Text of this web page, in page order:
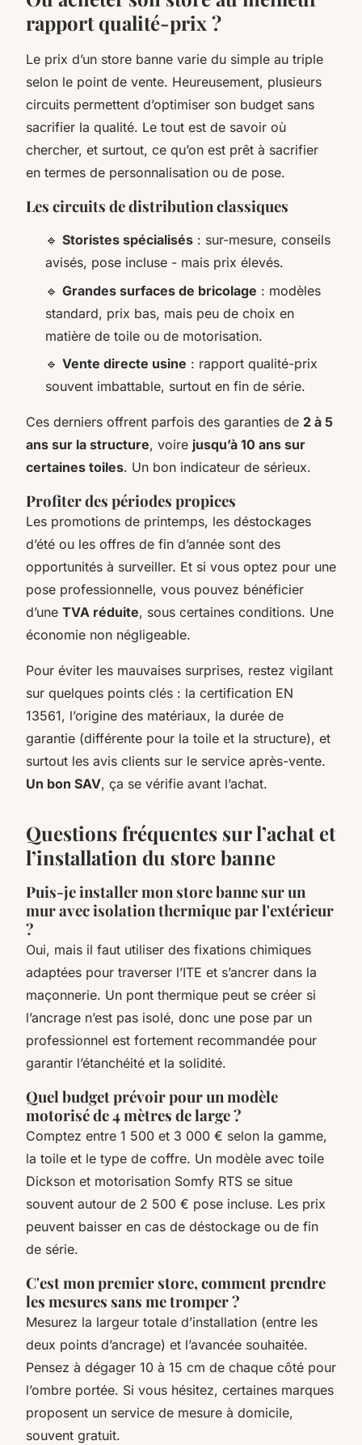
rapport qualité-prix ?
Le prix d’un store banne varie du simple au triple
selon le point de vente. Heureusement, plusieurs
circuits permettent d’optimiser son budget sans
sacrifier la qualité. Le tout est de savoir où
chercher, et surtout, ce qu’on est prêt à sacrifier
en termes de personnalisation ou de pose.
Les circuits de distribution classiques
🔹 Storistes spécialisés : sur-mesure, conseils
avisés, pose incluse - mais prix élevés.
🔹 Grandes surfaces de bricolage : modèles
standard, prix bas, mais peu de choix en
matière de toile ou de motorisation.
🔹 Vente directe usine : rapport qualité-prix
souvent imbattable, surtout en fin de série.
Ces derniers offrent parfois des garanties de 2 à 5
ans sur la structure, voire jusqu’à 10 ans sur
certaines toiles. Un bon indicateur de sérieux.
Profiter des périodes propices
Les promotions de printemps, les déstockages
d’été ou les offres de fin d’année sont des
opportunités à surveiller. Et si vous optez pour une
pose professionnelle, vous pouvez bénéficier
d’une TVA réduite, sous certaines conditions. Une
économie non négligeable.
Pour éviter les mauvaises surprises, restez vigilant
sur quelques points clés : la certification EN
13561, l’origine des matériaux, la durée de
garantie (différente pour la toile et la structure), et
surtout les avis clients sur le service après-vente.
Un bon SAV, ça se vérifie avant l’achat.
Questions fréquentes sur l’achat et
l’installation du store banne
Puis-je installer mon store banne sur un
mur avec isolation thermique par l'extérieur
?
Oui, mais il faut utiliser des fixations chimiques
adaptées pour traverser l’ITE et s’ancrer dans la
maçonnerie. Un pont thermique peut se créer si
l’ancrage n’est pas isolé, donc une pose par un
professionnel est fortement recommandée pour
garantir l’étanchéité et la solidité.
Quel budget prévoir pour un modèle
motorisé de 4 mètres de large ?
Comptez entre 1 500 et 3 000 € selon la gamme,
la toile et le type de coffre. Un modèle avec toile
Dickson et motorisation Somfy RTS se situe
souvent autour de 2 500 € pose incluse. Les prix
peuvent baisser en cas de déstockage ou de fin
de série.
C'est mon premier store, comment prendre
les mesures sans me tromper ?
Mesurez la largeur totale d’installation (entre les
deux points d’ancrage) et l’avancée souhaitée.
Pensez à dégager 10 à 15 cm de chaque côté pour
l’ombre portée. Si vous hésitez, certaines marques
proposent un service de mesure à domicile,
souvent gratuit.